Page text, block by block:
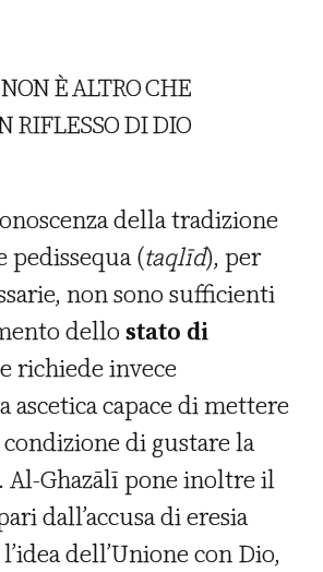
È ALTRO CHE
RIFLESSO DI DIO
della tradizione
pedissequa (taqlīd), per
non sono sufficienti
dellostato di
richiede invece
ascetica capace di mettere
di gustare la
Al-Ghazālī pone inoltre il
dall’accusa di eresia
dell’Unione con Dio,